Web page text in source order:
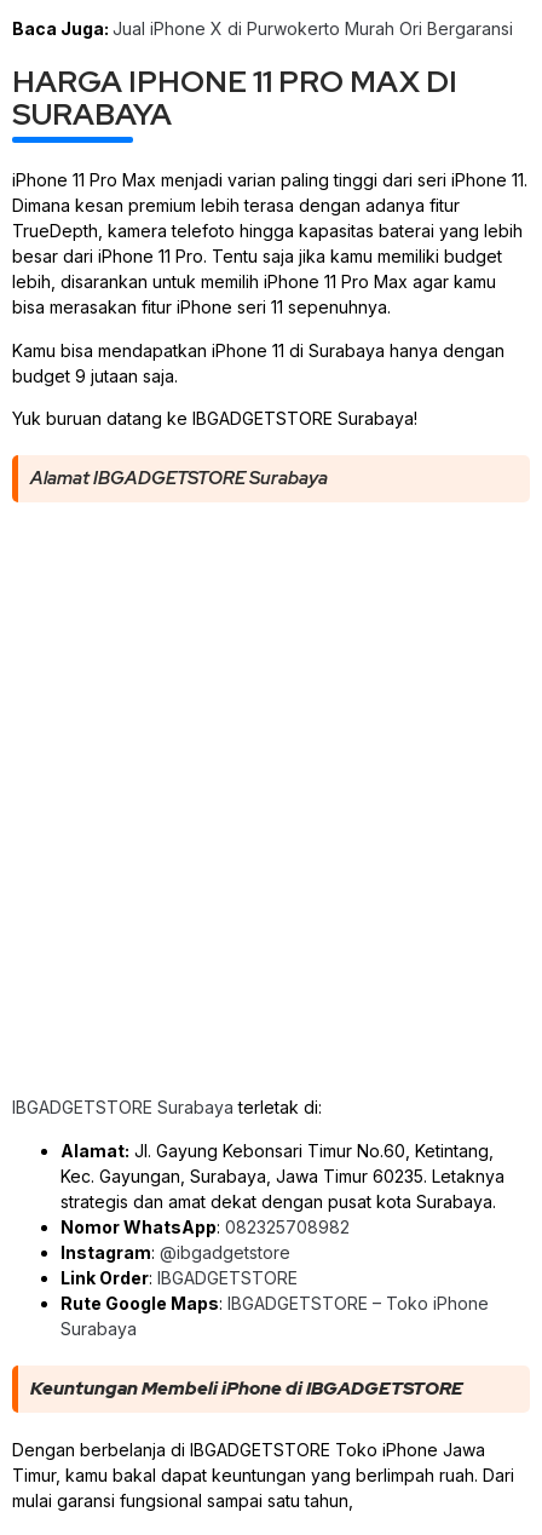
Baca Juga: Jual iPhone X di Purwokerto Murah Ori Bergaransi
HARGA IPHONE 11 PRO MAX DI
SURABAYA
iPhone 11 Pro Max menjadi varian paling tinggi dari seri iPhone 11.
Dimana kesan premium lebih terasa dengan adanya fitur
TrueDepth, kamera telefoto hingga kapasitas baterai yang lebih
besar dari iPhone 11 Pro. Tentu saja jika kamu memiliki budget
lebih, disarankan untuk memilih iPhone 11 Pro Max agar kamu
bisa merasakan fitur iPhone seri 11 sepenuhnya.
Kamu bisa mendapatkan iPhone 11 di Surabaya hanya dengan
budget 9 jutaan saja.
Yuk buruan datang ke IBGADGETSTORE Surabaya!
Alamat IBGADGETSTORE Surabaya
IBGADGETSTORE Surabaya terletak di:
Alamat: Jl. Gayung Kebonsari Timur No.60, Ketintang,
Kec. Gayungan, Surabaya, Jawa Timur 60235. Letaknya
strategis dan amat dekat dengan pusat kota Surabaya.
Nomor WhatsApp: 082325708982
Instagram: @ibgadgetstore
Link Order: IBGADGETSTORE
Rute Google Maps: IBGADGETSTORE – Toko iPhone
Surabaya
Keuntungan Membeli iPhone di IBGADGETSTORE
Dengan berbelanja di IBGADGETSTORE Toko iPhone Jawa
Timur, kamu bakal dapat keuntungan yang berlimpah ruah. Dari
mulai garansi fungsional sampai satu tahun,